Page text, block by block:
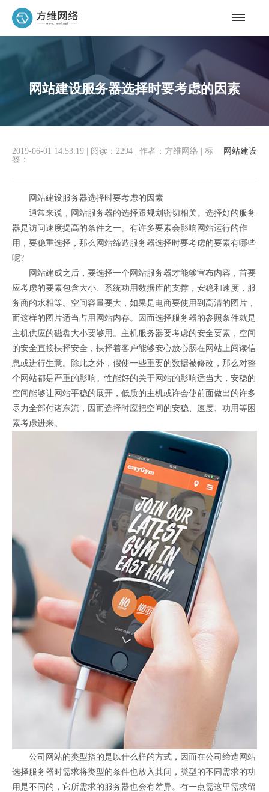
网站建设服务器选择时要考虑的因素
网站建设
2019-06-01 14:53:19 阅读：2294 作者：方维网络
标
签：
网站建设服务器选择时要考虑的因素
通常来说，网站服务器的选择跟规划密切相关。选择好的服务
器是访问速度提高的条件之一。有许多要素会影响网站运行的作
用，要稳重选择，那么网站缔造服务器选择时要考虑的要素有哪些
呢?
网站建成之后，要选择一个网站服务器才能够宣布内容，首要
应考虑的要素包含大小、系统功用数据库的支撑，安稳和速度，服
务商的水相等。空间容量要大，如果是电商要使用到高清的图片，
而这样的图片适当占用网站内存。因而选择服务器的参照条件就是
主机供应的磁盘大小要够用。主机服务器要考虑的安全要素，空间
的安全直接抉择安全，抉择着客户能够安心放心肠在网站上阅读信
息或进行生意。除此之外，假使一些重要的数据被修改，那么对整
个网站都是严重的影响。性能好的关于网站的影响适当大，安稳的
空间能够让网站平稳的展开，低质的主机或许会使前面做出的许多
尽力全部付诸东流，因而选择时应把空间的安稳、速度、功用等困
素考虑进来。
公司网站的类型指的是以什么样的方式，因而在公司缔造网站
选择服务器时需求将类型的条件也放入其间，类型的不同需求的功
用是不同的，它所需求的服务器也会有差异。有一点需这里需求留